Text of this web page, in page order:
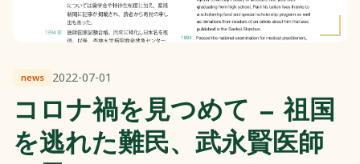
news 2022-07-01
コロナ禍を見つめて — 祖国
を逃れた難民、武永賢医師